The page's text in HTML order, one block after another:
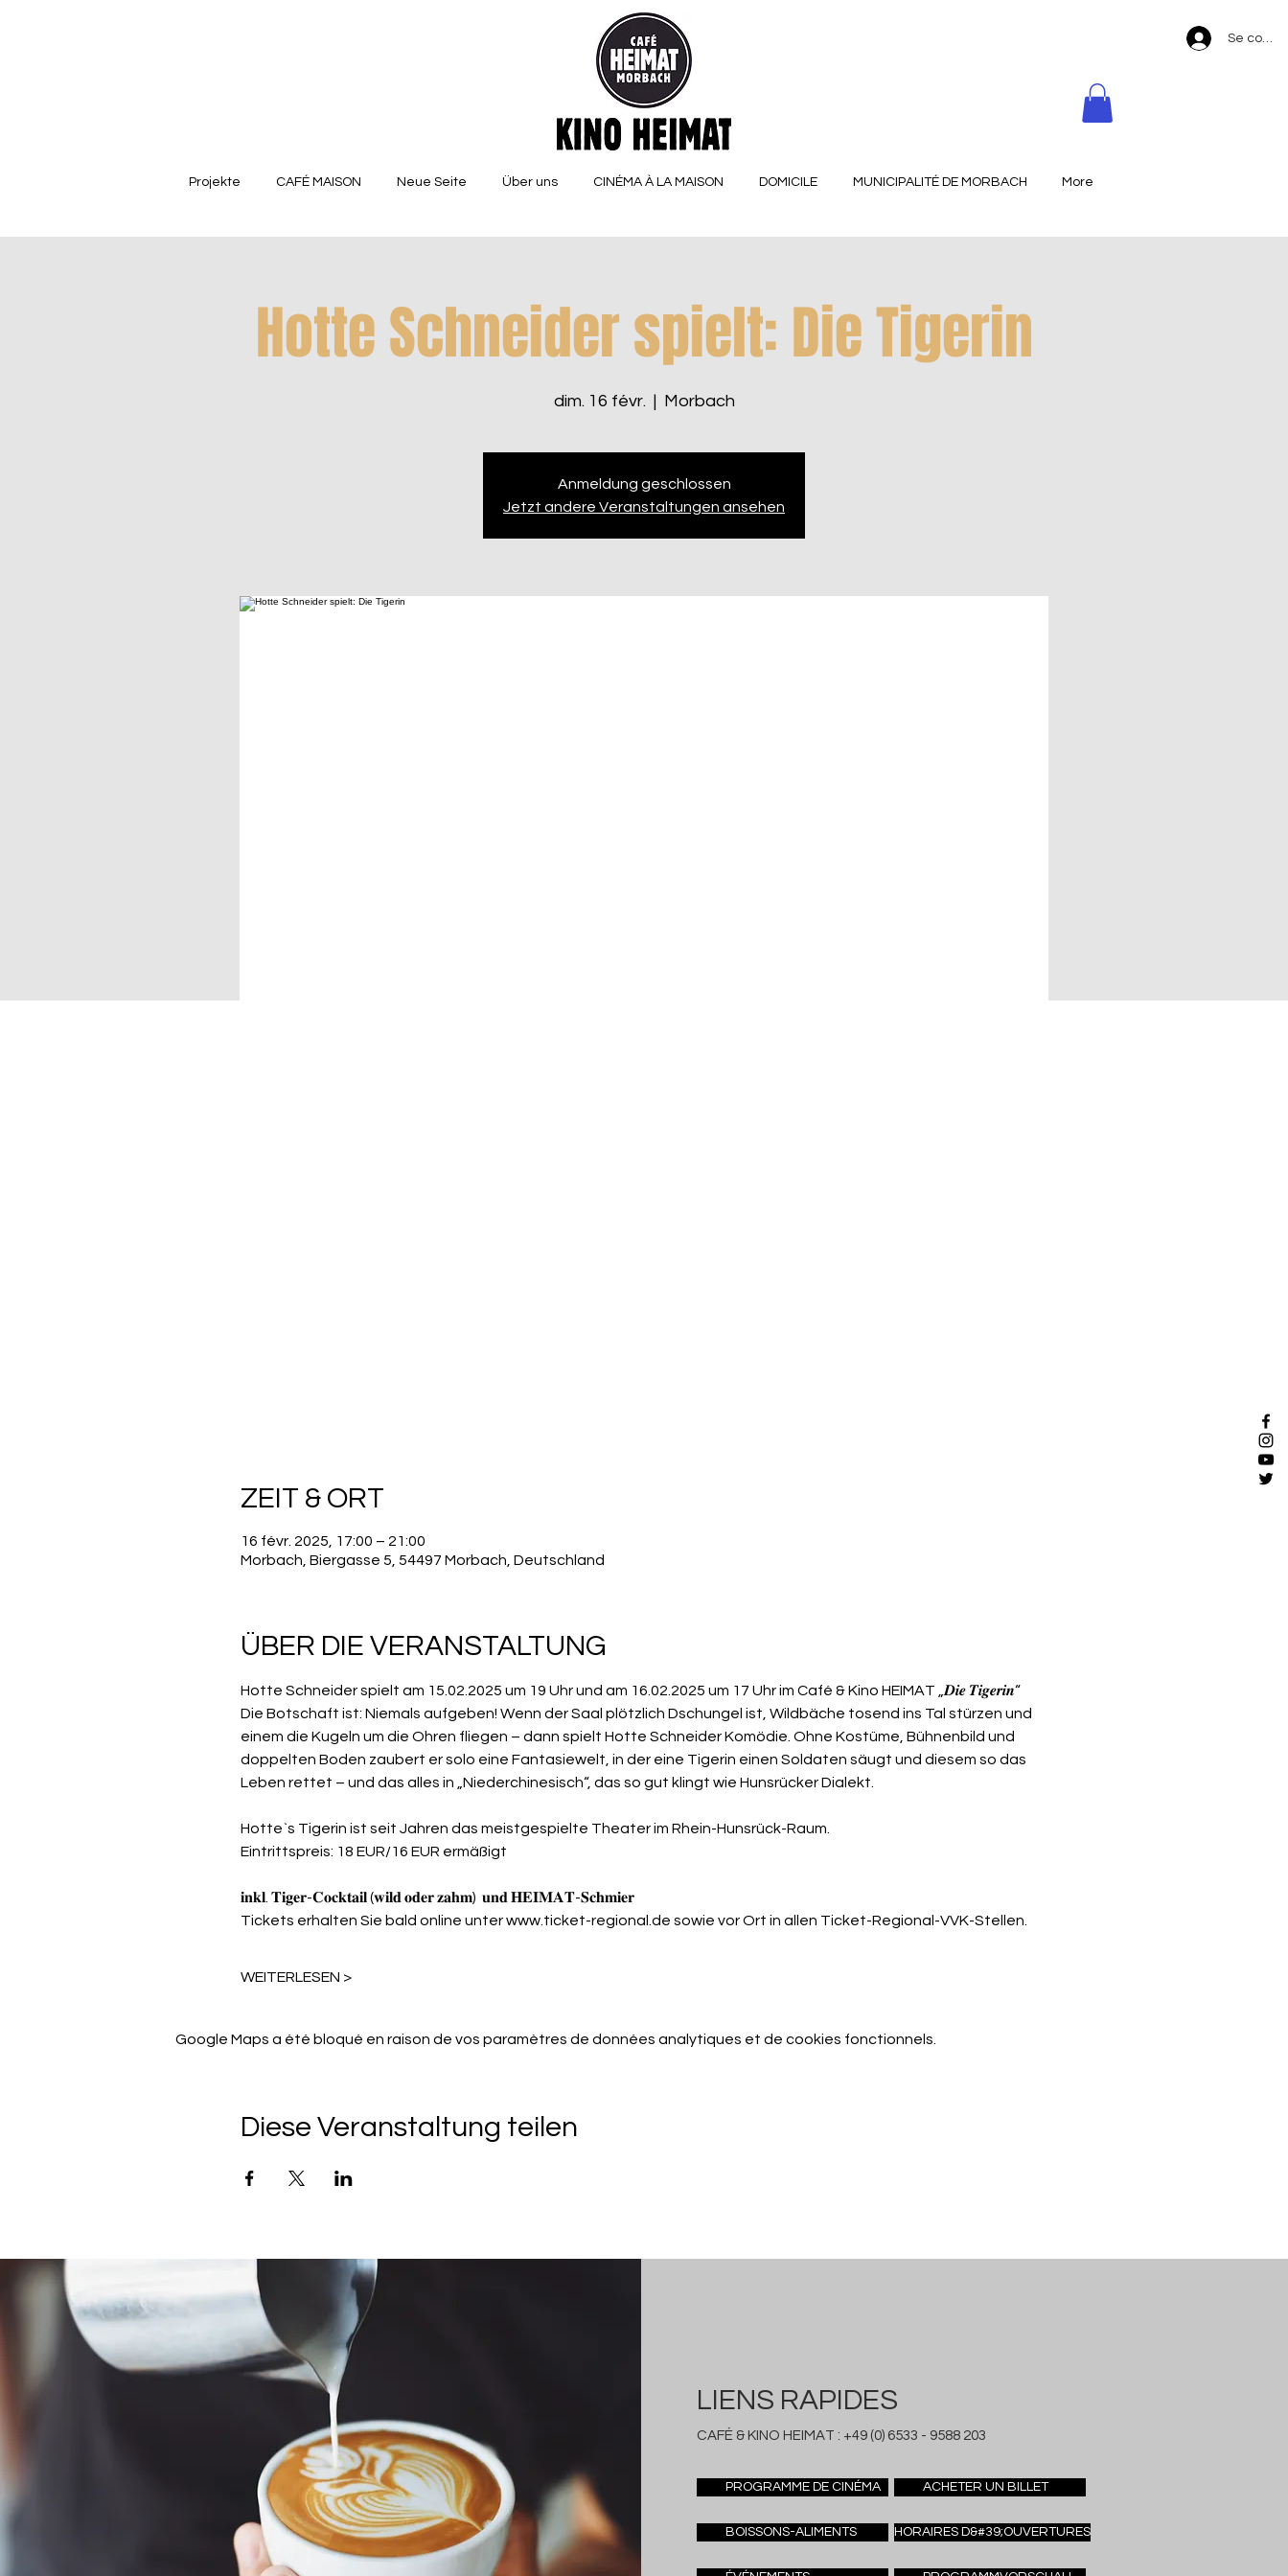
Se
Projekte CAFÉ MAISON Neue Seite Über uns CINÉMA À LA MAISON DOMICILE MUNICIPALITÉ DE MORBACH More
Hotte Schneider spielt: Die Tigerin
dim. 16 févr.
  |
Morbach
Anmeldung geschlossen
Jetzt andere Veranstaltungen ansehen
ZEIT & ORT
16 févr. 2025, 17:00 – 21:00
Morbach, Biergasse 5, 54497 Morbach, Deutschland
ÜBER DIE VERANSTALTUNG
Hotte Schneider spielt am 15.02.2025 um 19 Uhr und am 16.02.2025 um 17 Uhr im Café & Kino HEIMAT „𝑫𝒊𝒆 𝑻𝒊𝒈𝒆𝒓𝒊𝒏“
Die Botschaft ist: Niemals aufgeben! Wenn der Saal plötzlich Dschungel ist, Wildbäche tosend ins Tal stürzen und
einem die Kugeln um die Ohren fliegen – dann spielt Hotte Schneider Komödie. Ohne Kostüme, Bühnenbild und
doppelten Boden zaubert er solo eine Fantasiewelt, in der eine Tigerin einen Soldaten säugt und diesem so das
Leben rettet – und das alles in „Niederchinesisch“, das so gut klingt wie Hunsrücker Dialekt.
Hotte`s Tigerin ist seit Jahren das meistgespielte Theater im Rhein-Hunsrück-Raum.
Eintrittspreis: 18 EUR/16 EUR ermäßigt
𝐢𝐧𝐤𝐥. 𝐓𝐢𝐠𝐞𝐫-𝐂𝐨𝐜𝐤𝐭𝐚𝐢𝐥 (𝐰𝐢𝐥𝐝 𝐨𝐝𝐞𝐫 𝐳𝐚𝐡𝐦)  𝐮𝐧𝐝 𝐇𝐄𝐈𝐌𝐀𝐓-𝐒𝐜𝐡𝐦𝐢𝐞𝐫
Tickets erhalten Sie bald online unter www.ticket-regional.de sowie vor Ort in allen Ticket-Regional-VVK-Stellen.
WEITERLESEN >
Google Maps a été bloqué en raison de vos paramètres de données analytiques et de cookies fonctionnels.
Diese Veranstaltung teilen
LIENS RAPIDES
CAFÉ & KINO HEIMAT : +49 (0) 6533 - 9588 203
PROGRAMME DE CINÉMA ACHETER UN BILLET
BOISSONS-ALIMENTS HORAIRES D&#39;OUVERTURES